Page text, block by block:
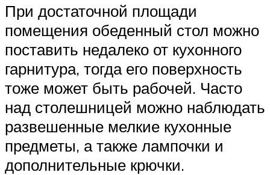
При достаточной площади
помещения обеденный стол можно
поставить недалеко от кухонного
гарнитура, тогда его поверхность
тоже может быть рабочей. Часто
над столешницей можно наблюдать
развешенные мелкие кухонные
предметы, а также лампочки и
дополнительные крючки.